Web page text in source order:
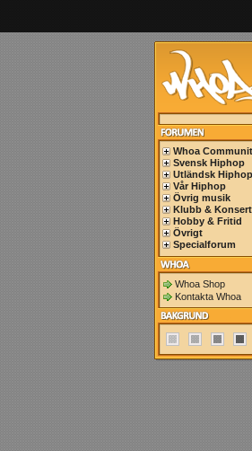
Whoa
Svensk Hiphop
Utländsk Hiphop
Vår Hiphop
Övrig musik
Klubb &
Hobby & Fritid
Övrigt
Specialforum
Whoa Shop
Kontakta Whoa